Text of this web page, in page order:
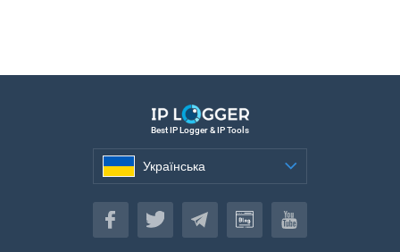
Best IP Logger & IP Tools
Українська
Українська